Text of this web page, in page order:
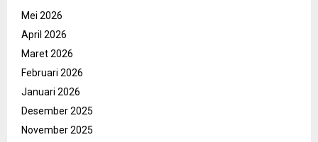
Mei 2026
April 2026
Maret 2026
Februari 2026
Januari 2026
Desember 2025
November 2025